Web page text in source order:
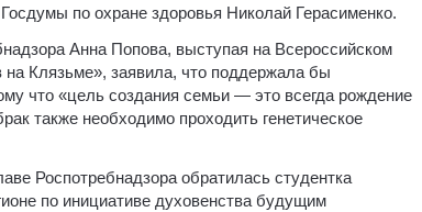
по охране здоровья Николай Герасименко.
Анна Попова, выступая на Всероссийском
Клязьме», заявила, что поддержала бы
что «цель создания семьи — это всегда рождение
также необходимо проходить генетическое
Роспотребнадзора обратилась студентка
по инициативе духовенства будущим